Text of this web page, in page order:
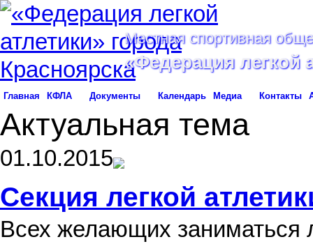
Местная спортивная
«Федерация легкой
Главная КФЛА Документы Календарь Медиа Контакты
Актуальная тема
01.10.2015
Секция легкой
Всех желающих заниматься